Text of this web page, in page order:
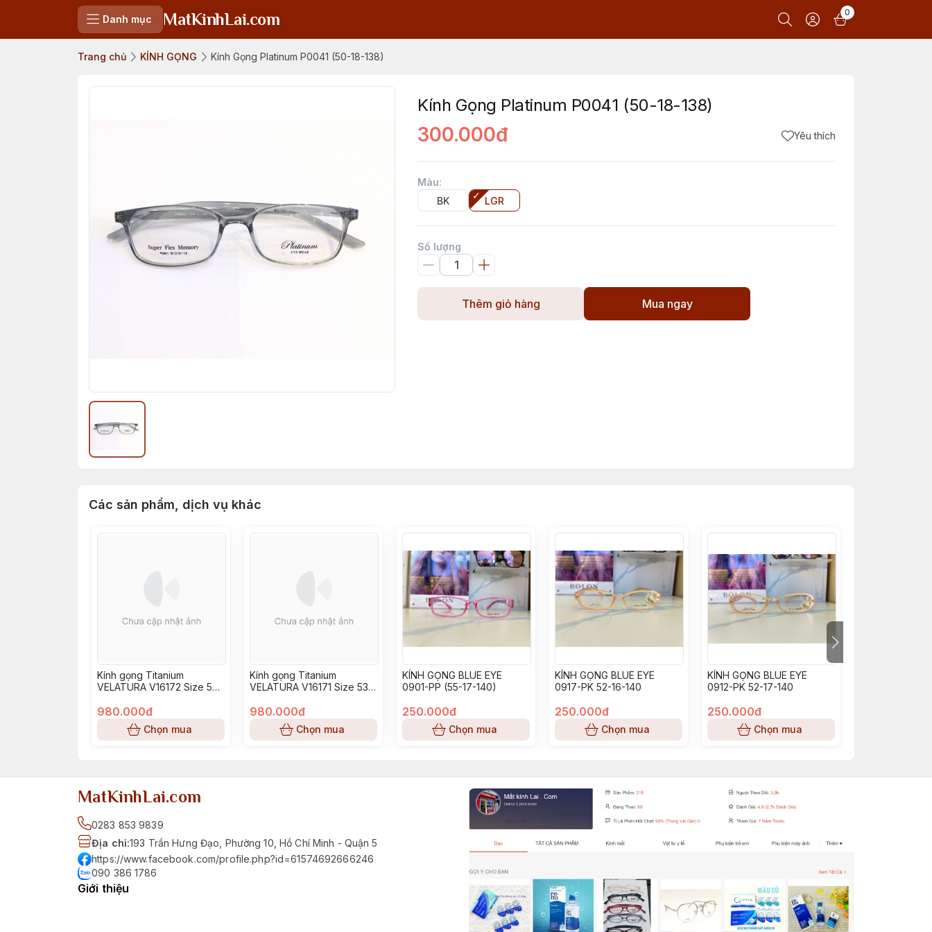
Danh mục MatKinhLai.com 0
Trang chủ KÍNH GỌNG Kính Gọng Platinum P0041 (50-18-138)
Kính Gọng Platinum P0041 (50-18-138)
300.000đ Yêu thích
Màu:
BK
LGR
Số lượng
Thêm giỏ hàng Mua ngay
Các sản phẩm, dịch vụ khác
Kính gọng Titanium
VELATURA V16172 Size 52-
980.000đ
Chọn mua
Kính gọng Titanium
VELATURA V16171 Size 53-
980.000đ
Chọn mua
KÍNH GỌNG BLUE EYE
0901-PP (55-17-140)
250.000đ
Chọn mua
KÍNH GỌNG BLUE EYE
0917-PK 52-16-140
250.000đ
Chọn mua
KÍNH GỌNG BLUE EYE
0912-PK 52-17-140
250.000đ
Chọn mua
MatKinhLai.com
0283 853 9839
Địa chỉ:193 Trần Hưng Đạo, Phường 10, Hồ Chí Minh - Quận 5
https://www.facebook.com/profile.php?id=61574692666246
090 386 1786
Giới thiệu